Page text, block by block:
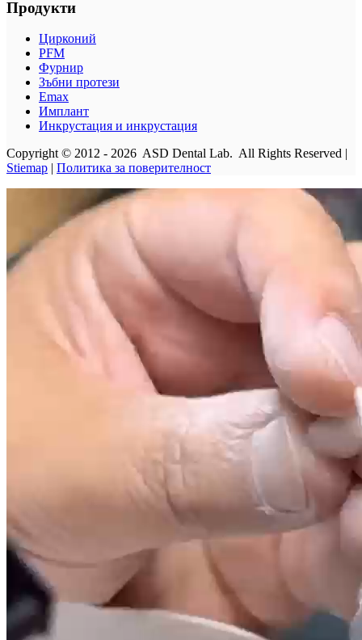
Продукти
Цирконий
PFM
Фурнир
Зъбни протези
Emax
Имплант
Инкрустация и инкрустация
Copyright © 2012 - 2026 ASD Dental Lab. All Rights Reserved |
Stiemap | Политика за поверителност